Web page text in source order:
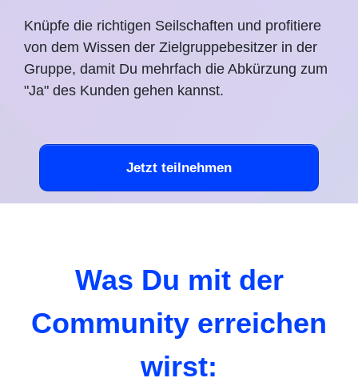
Knüpfe die richtigen Seilschaften und profitiere
von dem Wissen der Zielgruppebesitzer in der
Gruppe, damit Du mehrfach die Abkürzung zum
"Ja" des Kunden gehen kannst.
Jetzt teilnehmen
Was Du mit der
Community erreichen
wirst: